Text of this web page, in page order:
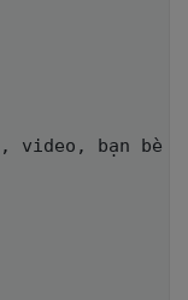
, video ,